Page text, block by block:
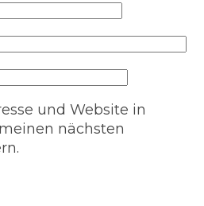
und Website in
nächsten